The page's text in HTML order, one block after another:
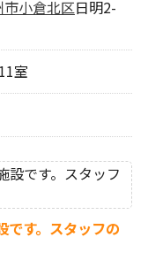
小倉北区日明2-
室
です。スタッフの